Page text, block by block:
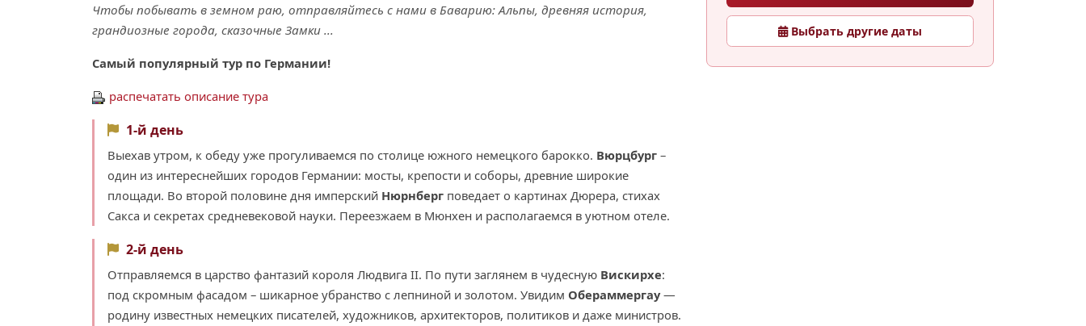
Чтобы побывать в земном раю, отправляйтесь с нами в Баварию: Альпы, древняя история,
грандиозные города, сказочные Замки ...
Самый популярный тур по Германии!
распечатать описание тура
1-й день
Выехав утром, к обеду уже прогуливаемся по столице южного немецкого барокко. Вюрцбург –
один из интереснейших городов Германии: мосты, крепости и соборы, древние широкие
площади. Во второй половине дня имперский Нюрнберг поведает о картинах Дюрера, стихах
Сакса и секретах средневековой науки. Переезжаем в Мюнхен и располагаемся в уютном отеле.
2-й день
Отправляемся в царство фантазий короля Людвига II. По пути заглянем в чудесную Вискирхе:
под скромным фасадом – шикарное убранство с лепниной и золотом. Увидим Обераммергау—
родину известных немецких писателей, художников, архитекторов, политиков и даже министров.
Выбрать другие даты